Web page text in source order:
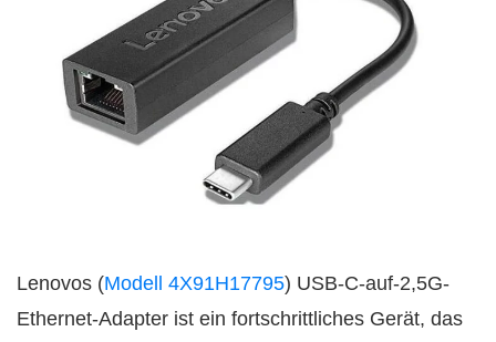
Lenovos (Modell 4X91H17795) USB-C-auf-2,5G-
Ethernet-Adapter ist ein fortschrittliches Gerät, das